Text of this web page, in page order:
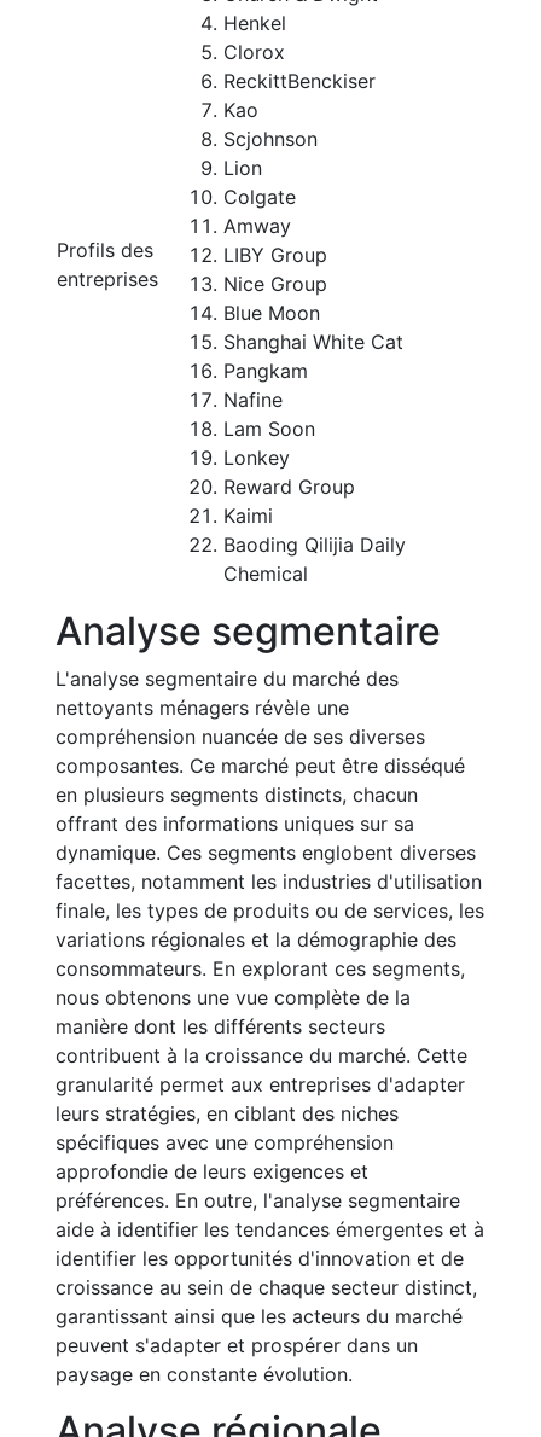
Profils des
entreprises
Henkel
Clorox
ReckittBenckiser
Kao
Scjohnson
Lion
Colgate
Amway
LIBY Group
Nice Group
Blue Moon
Shanghai White Cat
Pangkam
Nafine
Lam Soon
Lonkey
Reward Group
Kaimi
Baoding Qilijia Daily
Chemical
Analyse segmentaire
L'analyse segmentaire du marché des
nettoyants ménagers révèle une
compréhension nuancée de ses diverses
composantes. Ce marché peut être disséqué
en plusieurs segments distincts, chacun
offrant des informations uniques sur sa
dynamique. Ces segments englobent diverses
facettes, notamment les industries d'utilisation
finale, les types de produits ou de services, les
variations régionales et la démographie des
consommateurs. En explorant ces segments,
nous obtenons une vue complète de la
manière dont les différents secteurs
contribuent à la croissance du marché. Cette
granularité permet aux entreprises d'adapter
leurs stratégies, en ciblant des niches
spécifiques avec une compréhension
approfondie de leurs exigences et
préférences. En outre, l'analyse segmentaire
aide à identifier les tendances émergentes et à
identifier les opportunités d'innovation et de
croissance au sein de chaque secteur distinct,
garantissant ainsi que les acteurs du marché
peuvent s'adapter et prospérer dans un
paysage en constante évolution.